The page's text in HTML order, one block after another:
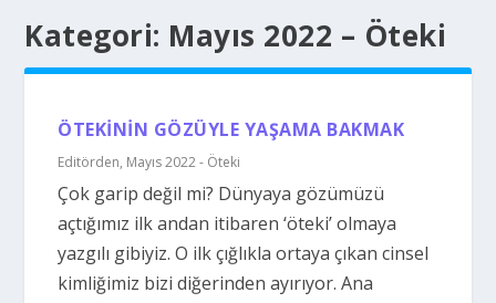
Kategori: Mayıs 2022 – Öteki
ÖTEKİNİN GÖZÜYLE YAŞAMA BAKMAK
Editörden, Mayıs 2022 - Öteki
Çok garip değil mi? Dünyaya gözümüzü
açtığımız ilk andan itibaren ‘öteki’ olmaya
yazgılı gibiyiz. O ilk çığlıkla ortaya çıkan cinsel
kimliğimiz bizi diğerinden ayırıyor. Ana